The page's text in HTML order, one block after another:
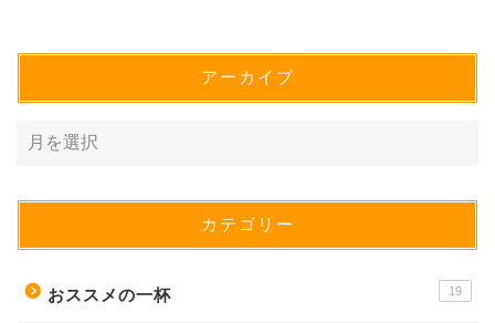
アーカイブ
カテゴリー
おススメの一杯 19